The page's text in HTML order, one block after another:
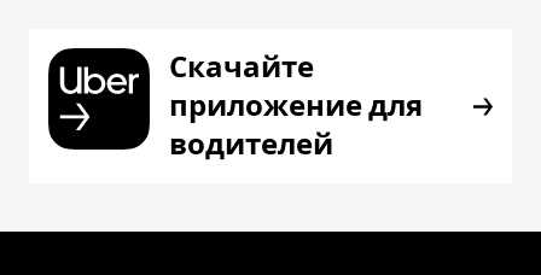
Скачайте
приложение для
водителей